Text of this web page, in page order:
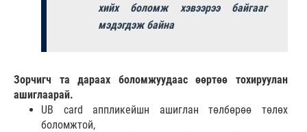
хийх боломж хэвээрээ байгааг
мэдэгдэж байна
Зорчигч та дараах боломжуудаас өөртөө тохируулан
ашиглаарай.
UB card аппликейшн ашиглан төлбөрөө төлөх
боломжтой,